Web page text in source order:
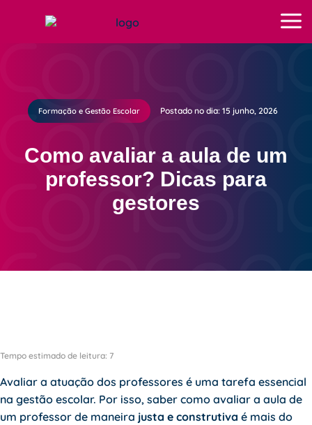
Formação e Gestão Escolar Postado no dia: 15 junho, 2026
Como avaliar a aula de um
professor? Dicas para
gestores
Tempo estimado de leitura: 7
Avaliar a atuação dos professores é uma tarefa essencial
na gestão escolar. Por isso, saber como avaliar a aula de
um professor de maneira justa e construtiva é mais do